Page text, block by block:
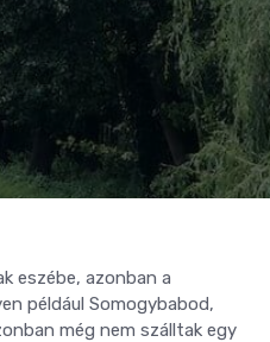
eszébe, azonban a
például Somogybabod,
még nem szálltak egy